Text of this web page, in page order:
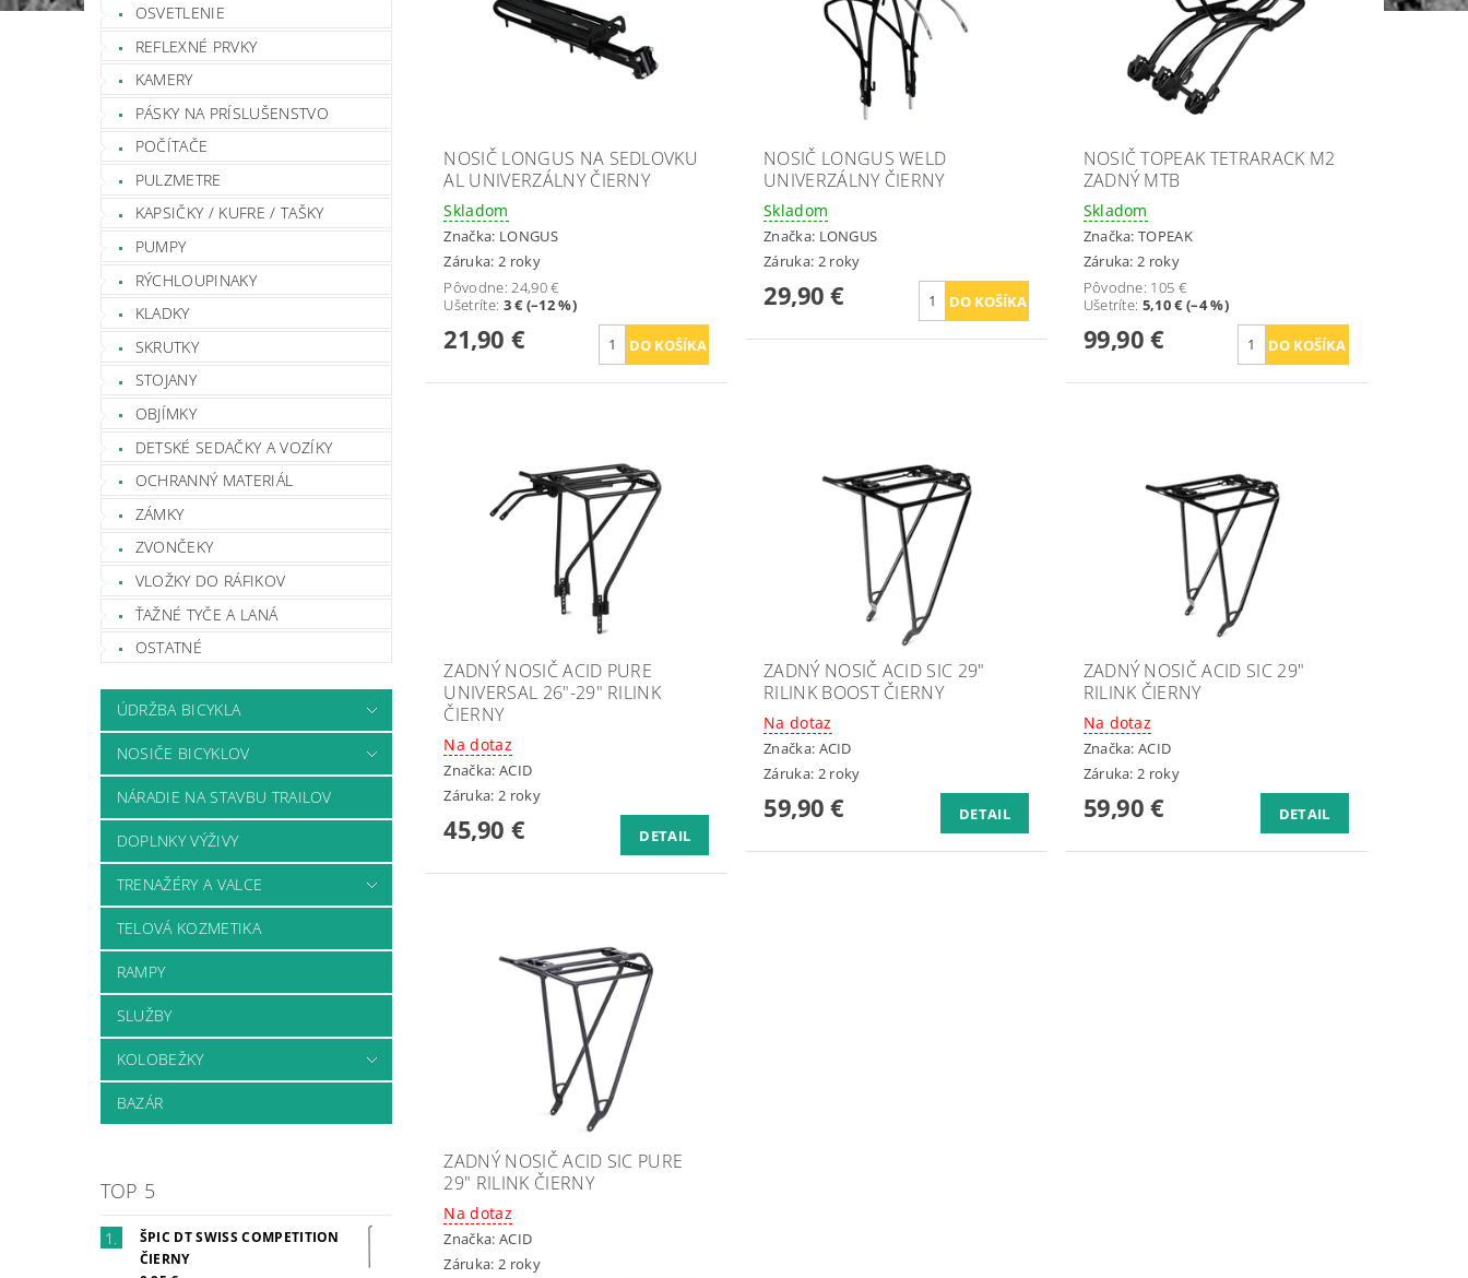
OSVETLENIE
REFLEXNÉ PRVKY
KAMERY
PÁSKY NA PRÍSLUŠENSTVO
POČÍTAČE
PULZMETRE
KAPSIČKY / KUFRE / TAŠKY
PUMPY
RÝCHLOUPINAKY
KLADKY
SKRUTKY
STOJANY
OBJÍMKY
DETSKÉ SEDAČKY A VOZÍKY
OCHRANNÝ MATERIÁL
ZÁMKY
ZVONČEKY
VLOŽKY DO RÁFIKOV
ŤAŽNÉ TYČE A LANÁ
OSTATNÉ
ÚDRŽBA BICYKLA
NOSIČE BICYKLOV
NÁRADIE NA STAVBU TRAILOV
DOPLNKY VÝŽIVY
TRENAŽÉRY A VALCE
TELOVÁ KOZMETIKA
RAMPY
SLUŽBY
KOLOBEŽKY
BAZÁR
TOP 5
ŠPIC DT SWISS COMPETITION
ČIERNY
NOSIČ LONGUS NA SEDLOVKU
AL UNIVERZÁLNY ČIERNY
Skladom
Značka: LONGUS
Záruka: 2 roky
Pôvodne:24,90 €
Ušetríte: 3 € (–12 %)
21,90 €
NOSIČ LONGUS WELD
UNIVERZÁLNY ČIERNY
Skladom
Značka: LONGUS
Záruka: 2 roky
29,90 €
NOSIČ TOPEAK TETRARACK M2
ZADNÝ MTB
Skladom
Značka:TOPEAK
Záruka: 2 roky
Pôvodne: 105 €
Ušetríte: 5,10 € (–4 %)
99,90 €
ZADNÝ NOSIČ ACID PURE
UNIVERSAL 26"-29" RILINK
ČIERNY
Na dotaz
Značka: ACID
Záruka: 2 roky
45,90 € DETAIL
ZADNÝ NOSIČ ACID SIC 29"
RILINK BOOST ČIERNY
Na dotaz
Značka: ACID
Záruka: 2 roky
59,90 € DETAIL
ZADNÝ NOSIČ ACID SIC 29"
RILINK ČIERNY
Na dotaz
Značka:ACID
Záruka: 2 roky
59,90 € DETAIL
ZADNÝ NOSIČ ACID SIC PURE
29" RILINK ČIERNY
Na dotaz
Značka: ACID
Záruka: 2 roky